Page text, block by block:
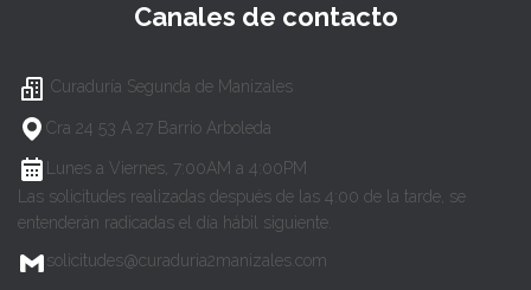
Canales de contacto
Curaduría Segunda de Manizales
Cra 24 53 A 27 Barrio Arboleda
Lunes a Viernes, 7:00AM a 4:00PM
Las solicitudes realizadas después de las 4:00 de la tarde, se
entenderán radicadas el día hábil siguiente.
solicitudes@curaduria2manizales.com